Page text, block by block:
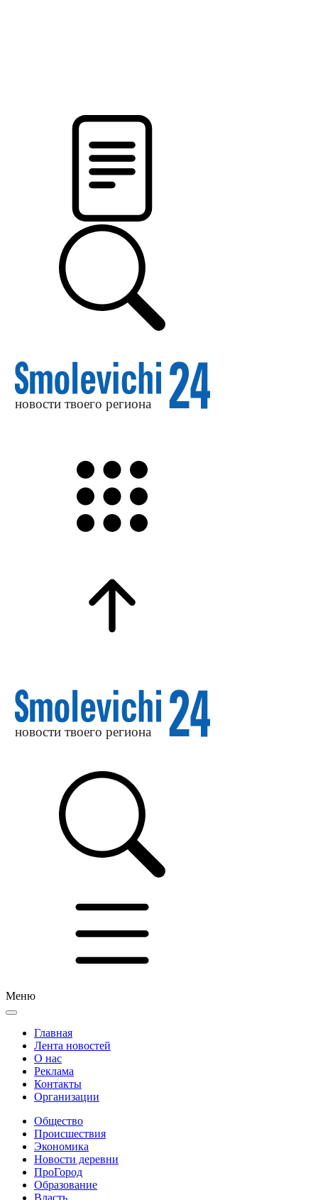
Меню
Главная
Лента новостей
О нас
Реклама
Контакты
Организации
Общество
Происшествия
Экономика
Новости деревни
ПроГород
Образование
Власть